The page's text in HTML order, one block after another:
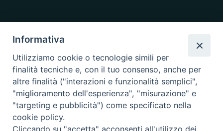
Informativa
Utilizziamo cookie o tecnologie simili per
finalità tecniche e, con il tuo consenso, anche per
altre finalità ("interazioni e funzionalità semplici",
"miglioramento dell'esperienza", "misurazione" e
"targeting e pubblicità") come specificato nella
cookie policy.